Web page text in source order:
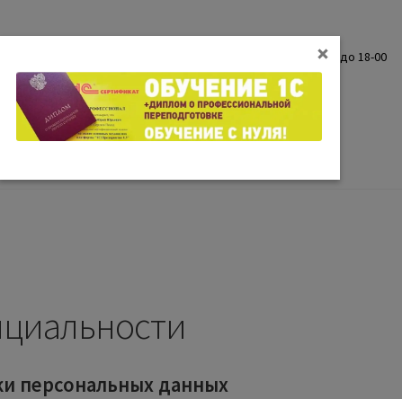
Время работы: с 09-00 до 18-00
персональных данных